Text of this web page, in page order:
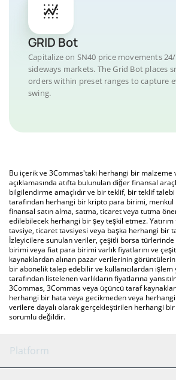
GRID Bot
Capitalize on SN40 price movements
sideways markets. The Grid Bot places
orders within preset ranges to capture
swing.
Bu içerik ve 3Commas'taki herhangi bir malzeme
açıklamasında atıfta bulunulan diğer finansal
bilgilendirme amaçlıdır ve bir teklif, bir teklif
tarafından herhangi bir kripto para birimi, menkul
finansal satın alma, satma, ticaret veya tutma
edilebilecek herhangi bir şey teşkil etmez.
tavsiye, ticaret tavsiyesi veya başka herhangi bir
İzleyicilere sunulan veriler, çeşitli borsa
birimi veya fiat para birimi varlık fiyatlarını ve
kaynaklardan alınan pazar verilerinin
bir abonelik talep edebilir ve kullanıcılardan işlem
tarafından listelenen varlıkların fiyatlarına
3Commas, 3Commas veya üçüncü taraf
herhangi bir hata veya gecikmeden veya
verilere dayalı olarak gerçekleştirilen herhangi
sorumlu değildir.
Platform